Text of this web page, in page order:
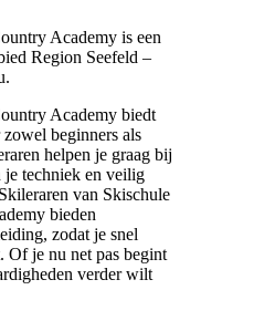
Academy is een
Region Seefeld –
Academy biedt
beginners als
helpen je graag bij
je techniek en veilig
van Skischule
bieden
zodat je snel
Of je nu net pas begint
verder wilt